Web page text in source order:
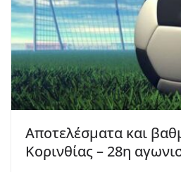
Αποτελέσματα και
Κορινθίας – 28η